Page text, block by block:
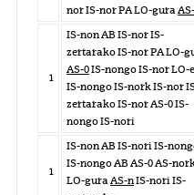
nor IS-nor PA LO-gura
1
IS-non AB IS-nor IS-
zertarako IS-nor PA LO-
AS-0IS-nongo IS-nor LO-
IS-nongo IS-nork IS-nor
zertarako IS-nor AS-0 IS-
nongo IS-nori
1
IS-non AB IS-nori IS-
IS-nongo AB AS-0 AS-
LO-guraAS-nIS-nori IS-